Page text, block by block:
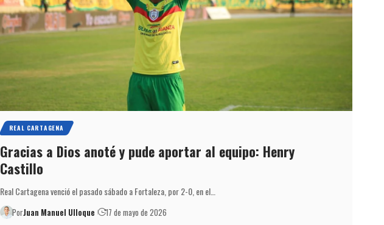
REAL CARTAGENA
Gracias a Dios anoté y pude aportar al equipo: Henry
Castillo
Real Cartagena venció el pasado sábado a Fortaleza, por 2-0, en el…
PorJuan Manuel Ulloque 17 de mayo de 2026